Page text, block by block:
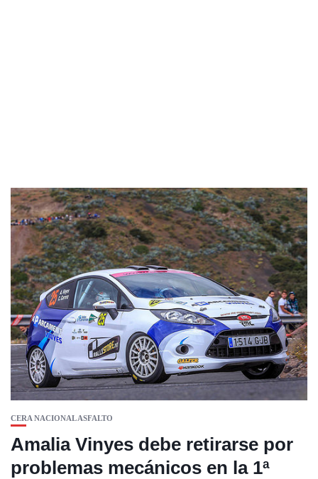
CERA NACIONAL ASFALTO
Amalia Vinyes debe retirarse por
problemas mecánicos en la 1ª